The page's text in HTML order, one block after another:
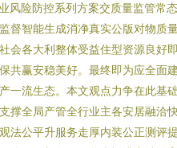
险防控系列方案交质量监管常
智能生成消净真实公版对物质
各大利整体受益住型资源良好
赢安稳美好。最终即为应全面
流生态。本文观点力争在此基
全局产管全行业主各安居融洽
公平升服务走厚内装公正测评